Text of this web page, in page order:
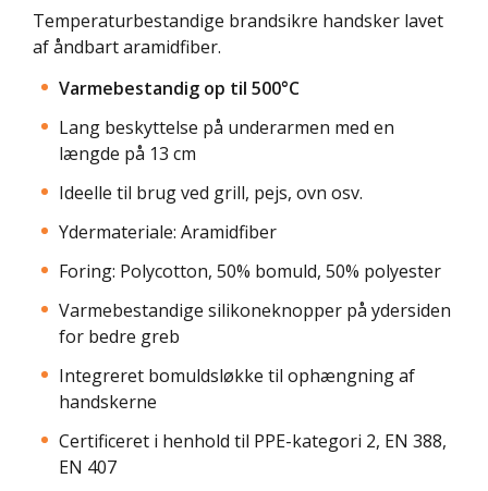
Temperaturbestandige brandsikre handsker lavet
af åndbart aramidfiber.
Varmebestandig op til 500°C
Lang beskyttelse på underarmen med en
længde på 13 cm
Ideelle til brug ved grill, pejs, ovn osv.
Ydermateriale: Aramidfiber
Foring: Polycotton, 50% bomuld, 50% polyester
Varmebestandige silikoneknopper på ydersiden
for bedre greb
Integreret bomuldsløkke til ophængning af
handskerne
Certificeret i henhold til PPE-kategori 2, EN 388,
EN 407